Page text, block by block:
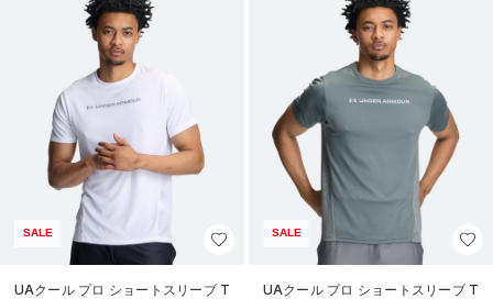
SALE
UAクール プロ ショートスリーブ T
SALE
UAクール プロ ショートスリーブ T